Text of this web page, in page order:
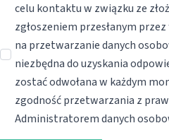
celu kontaktu w związku ze
zgłoszeniem przesłanym
na przetwarzanie danych
niezbędna do uzyskania
zostać odwołana w każdym
zgodność przetwarzania z
Administratorem danych